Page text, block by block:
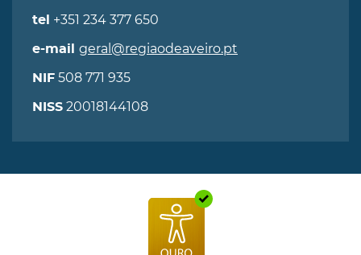
tel +351 234 377 650
e-mail geral@regiaodeaveiro.pt
NIF 508 771 935
NISS 20018144108